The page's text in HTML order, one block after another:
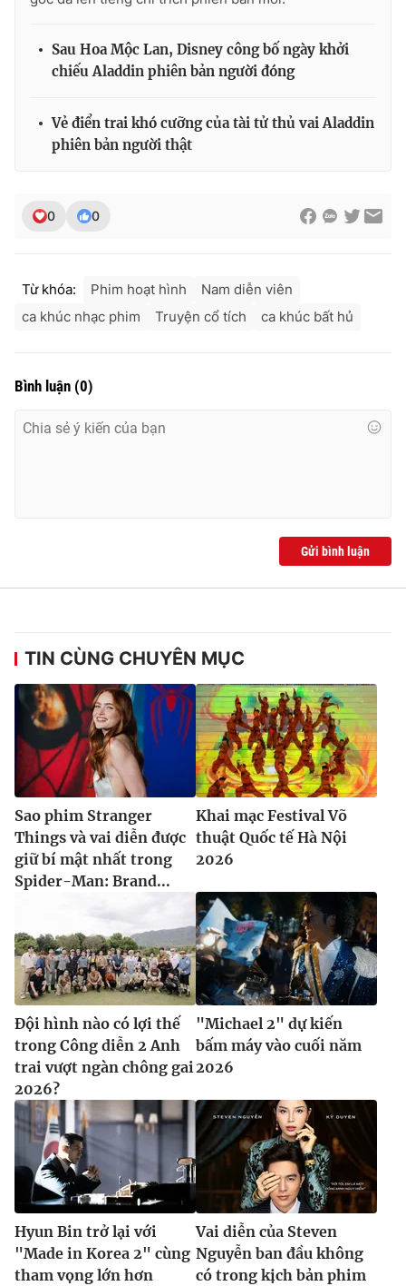
Ðiện thoại Thời báo VTV:
024.66 897 897
Liên hệ quảng cáo:
024-7300.7108
® Cấm sao chép dưới mọi hình thức nếu không có sự chấp
Sau Hoa Mộc Lan, Disney công bố ngày khởi
chiếu Aladdin phiên bản người đóng
Vẻ điển trai khó cưỡng của tài tử thủ vai Aladdin
phiên bản người thật
0 0
Từ khóa: Phim hoạt hình
Nam diễn viên
ca khúc nhạc phim
Truyện cổ tích ca khúc bất hủ
Bình luận (0)
Gửi bình luận
TIN CÙNG CHUYÊN MỤC
Sao phim Stranger
Things và vai diễn được
giữ bí mật nhất trong
Spider-Man: Brand...
Khai mạc Festival Võ
thuật Quốc tế Hà Nội
2026
Đội hình nào có lợi thế
trong Công diễn 2 Anh
trai vượt ngàn chông gai
2026?
"Michael 2" dự kiến
bấm máy vào cuối năm
2026
Hyun Bin trở lại với
"Made in Korea 2" cùng
tham vọng lớn hơn
Vai diễn của Steven
Nguyễn ban đầu không
có trong kịch bản phim